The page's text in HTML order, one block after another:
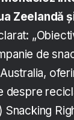
Zeelandă
de
despre